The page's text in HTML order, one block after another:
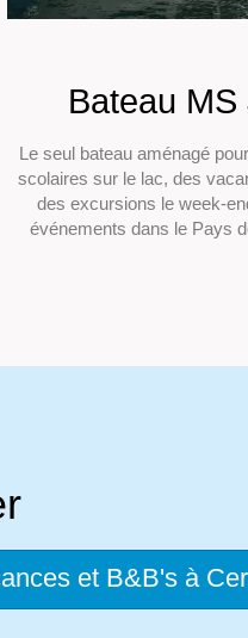
Bateau MS
Le seul bateau aménagé
scolaires sur le lac, des
des excursions le week-
événements dans le Pays
et B&B's à